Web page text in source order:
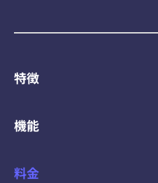
特徴
機能
料金